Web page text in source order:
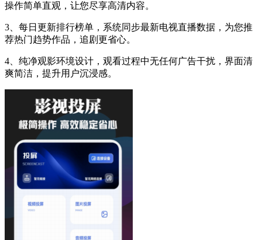
操作简单直观，让您尽享高清内容。
3、每日更新排行榜单，系统同步最新电视直播数据，为您推
荐热门趋势作品，追剧更省心。
4、纯净观影环境设计，观看过程中无任何广告干扰，界面清
爽简洁，提升用户沉浸感。